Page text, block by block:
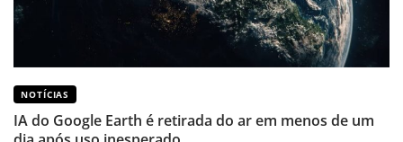
NOTÍCIAS
IA do Google Earth é retirada do ar em menos de um